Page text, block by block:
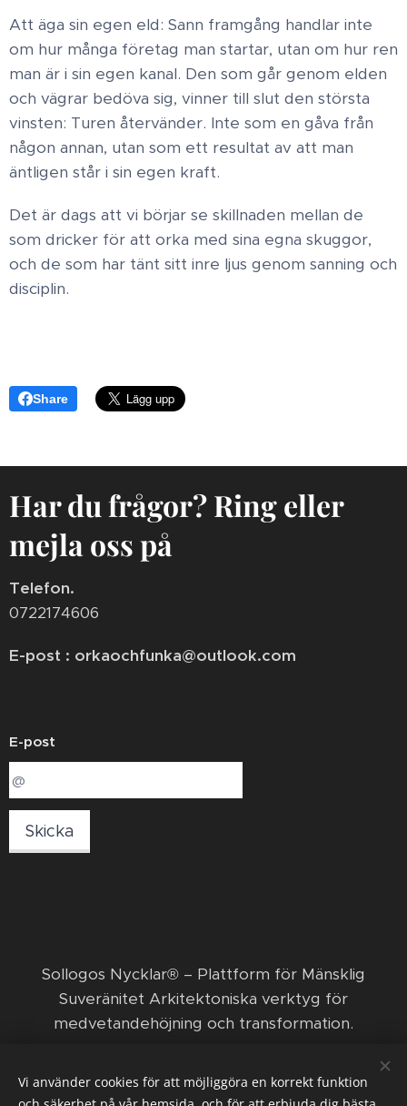
Att äga sin egen eld ​: Sann framgång handlar inte
om hur många företag man startar, utan om hur ren
man är i sin egen kanal. Den som går genom elden
och vägrar bedöva sig, vinner till slut den största
vinsten: Turen återvänder. Inte som en gåva från
någon annan, utan som ett resultat av att man
äntligen står i sin egen kraft. ​
Det är dags att vi börjar se skillnaden mellan de
som dricker för att orka med sina egna skuggor,
och de som har tänt sitt inre ljus genom sanning och
disciplin.
Share
Har du frågor? Ring eller
mejla oss på
Telefon.
0722174606
E-post : orkaochfunka@outlook.com
E-post
Skicka
​Sollogos Nycklar® – Plattform för Mänsklig
Suveränitet Arkitektoniska verktyg för
medvetandehöjning och transformation. ​
© 2026 Sollogos Nycklar ägs och förvaltas av den
ekonomiska föreningen Nya positiva framsteg med
Vi använder cookies för att möjliggöra en korrekt funktion